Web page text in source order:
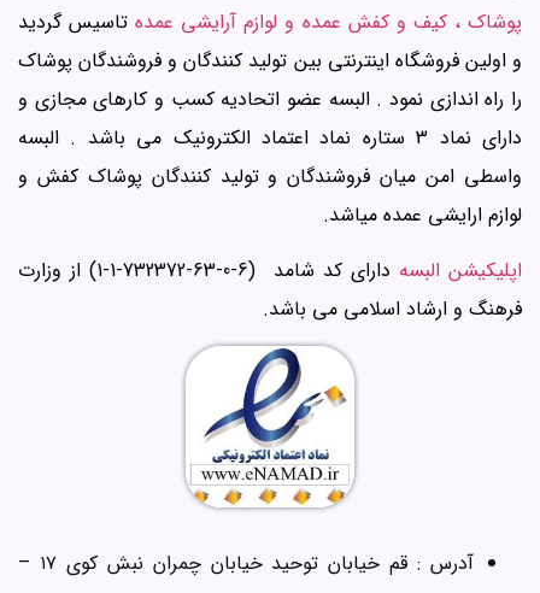
پوشاک ، کیف و کفش عمده و لوازم آرایشی عمدهتاسیس گردید
و اولین فروشگاه اینترنتی بین تولید کنندگان و فروشندگان پوشاک
را راه اندازی نمود . البسه عضو اتحادیه کسب و کارهای مجازی و
دارای نماد 3 ستاره نماد اعتماد الکترونیک می باشد . البسه
واسطی امن میان فروشندگان و تولید کنندگان پوشاک کفش و
لوازم ارایشی عمده میاشد.
اپلیکیشن البسه
دارای کد شامد (6-0-63-732372-1-1) از وزارت
فرهنگ و ارشاد اسلامی می باشد.
آدرس : قم خیابان توحید خیابان چمران نبش کوی ۱۷ –